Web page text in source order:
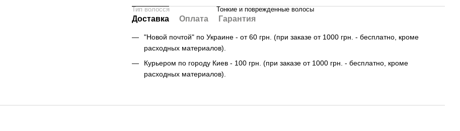
Тип волосся
Тонкие и поврежденные волосы
Доставка Оплата Гарантия
"Новой почтой" по Украине - от 60 грн. (при заказе от 1000 грн. - бесплатно, кроме
расходных материалов).
Курьером по городу Киев - 100 грн. (при заказе от 1000 грн. - бесплатно, кроме
расходных материалов).